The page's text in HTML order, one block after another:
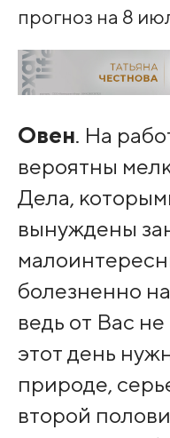
прогноз на 8
Овен. На
вероятны
Дела,
вынуждены
болезненно
ведь от Вас
этот день
природе,
второй